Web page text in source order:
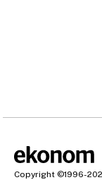
Copyright ©1996-